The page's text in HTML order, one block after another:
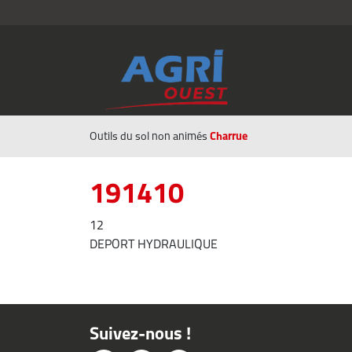
Outils du sol non animésCharrue
191410
12
DEPORT HYDRAULIQUE
Suivez-nous !